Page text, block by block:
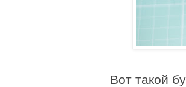
Вот такой